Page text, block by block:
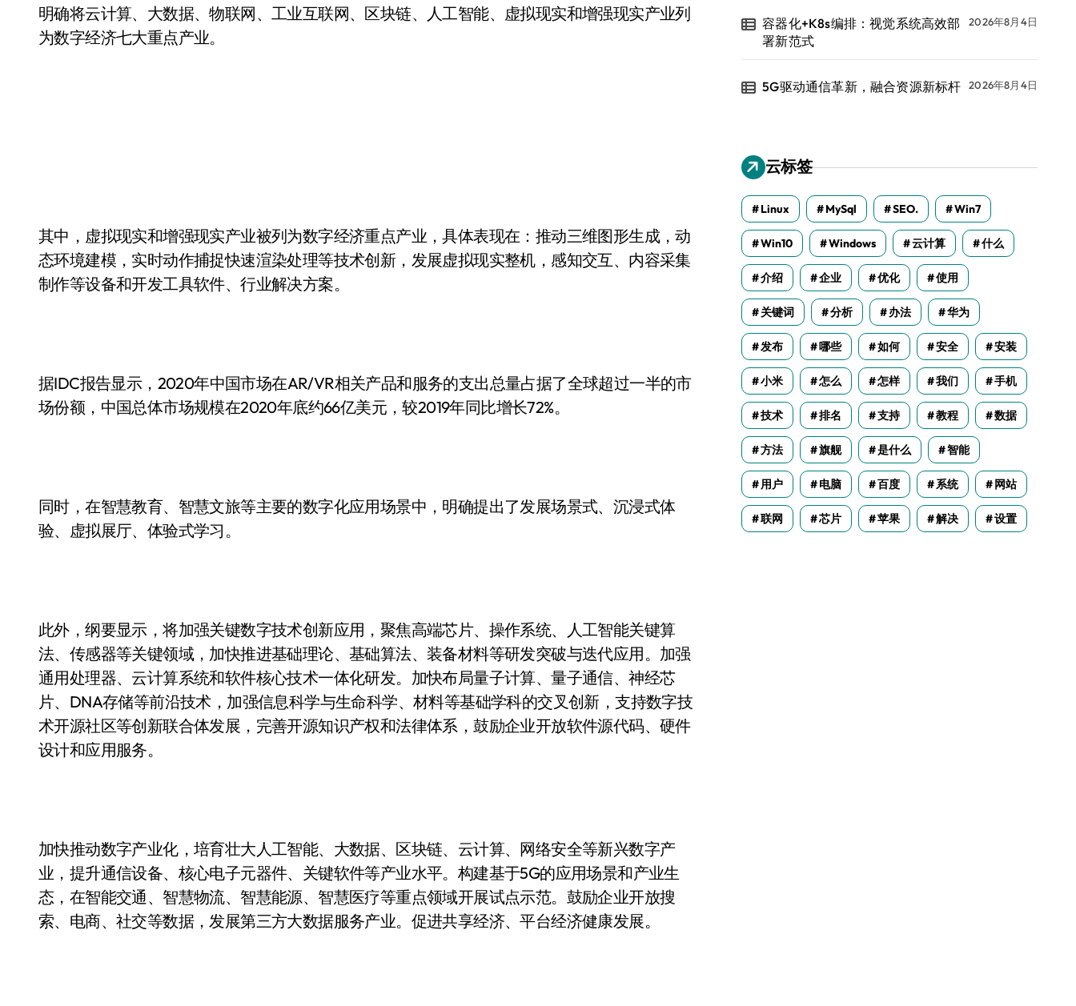
明确将云计算、大数据、物联网、工业互联网、区块链、人工智能、虚拟现实和增强现实产业列
为数字经济七大重点产业。
其中，虚拟现实和增强现实产业被列为数字经济重点产业，具体表现在：推动三维图形生成，动
态环境建模，实时动作捕捉快速渲染处理等技术创新，发展虚拟现实整机，感知交互、内容采集
制作等设备和开发工具软件、行业解决方案。
据IDC报告显示，2020年中国市场在AR/VR相关产品和服务的支出总量占据了全球超过一半的市
场份额，中国总体市场规模在2020年底约66亿美元，较2019年同比增长72%。
同时，在智慧教育、智慧文旅等主要的数字化应用场景中，明确提出了发展场景式、沉浸式体
验、虚拟展厅、体验式学习。
此外，纲要显示，将加强关键数字技术创新应用，聚焦高端芯片、操作系统、人工智能关键算
法、传感器等关键领域，加快推进基础理论、基础算法、装备材料等研发突破与迭代应用。加强
通用处理器、云计算系统和软件核心技术一体化研发。加快布局量子计算、量子通信、神经芯
片、DNA存储等前沿技术，加强信息科学与生命科学、材料等基础学科的交叉创新，支持数字技
术开源社区等创新联合体发展，完善开源知识产权和法律体系，鼓励企业开放软件源代码、硬件
设计和应用服务。
加快推动数字产业化，培育壮大人工智能、大数据、区块链、云计算、网络安全等新兴数字产
业，提升通信设备、核心电子元器件、关键软件等产业水平。构建基于5G的应用场景和产业生
态，在智能交通、智慧物流、智慧能源、智慧医疗等重点领域开展试点示范。鼓励企业开放搜
索、电商、社交等数据，发展第三方大数据服务产业。促进共享经济、平台经济健康发展。
容器化+K8s编排：视觉系统高效部
署新范式
2026年8月4日
5G驱动通信革新，融合资源新标杆 2026年8月4日
云标签
Linux MySql SEO. Win7
Win10 Windows 云计算 什么
介绍 企业 优化 使用
关键词 分析 办法 华为
发布 哪些 如何 安全 安装
小米 怎么 怎样 我们 手机
技术 排名 支持 教程 数据
方法 旗舰 是什么 智能
用户 电脑 百度 系统 网站
联网 芯片 苹果 解决 设置